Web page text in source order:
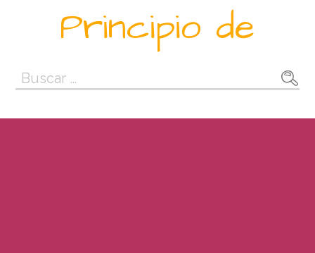
Principio de
Buscar: